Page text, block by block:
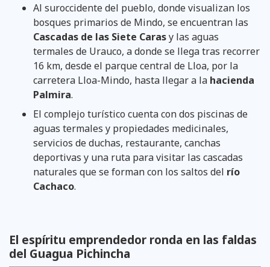
Al suroccidente del pueblo, donde visualizan los
bosques primarios de Mindo, se encuentran las
Cascadas de las Siete Carasy las aguas
termales de Urauco, a donde se llega tras recorrer
16 km, desde el parque central de Lloa, por la
carretera Lloa-Mindo, hasta llegar a la hacienda
Palmira.
El complejo turístico cuenta con dos piscinas de
aguas termales y propiedades medicinales,
servicios de duchas, restaurante, canchas
deportivas y una ruta para visitar las cascadas
naturales que se forman con los saltos del río
Cachaco.
El espíritu emprendedor ronda en las faldas
del Guagua Pichincha